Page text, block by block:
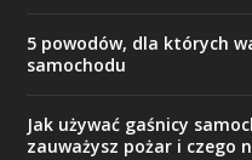
5 powodów, dla których
samochodu
Jak używać gaśnicy
zauważysz pożar i czego